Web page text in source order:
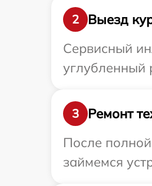
2
Выезд
Сервисный
углубленный
3
Ремонт
После
займемся